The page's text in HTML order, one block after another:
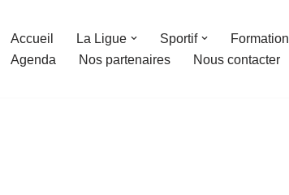
Accueil La Ligue Sportif Formation
Agenda
Nos partenaires Nous contacter